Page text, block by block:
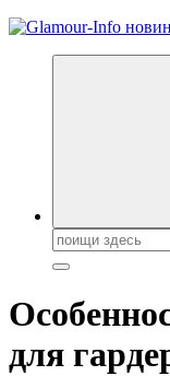
Секреты
Поиск:
для